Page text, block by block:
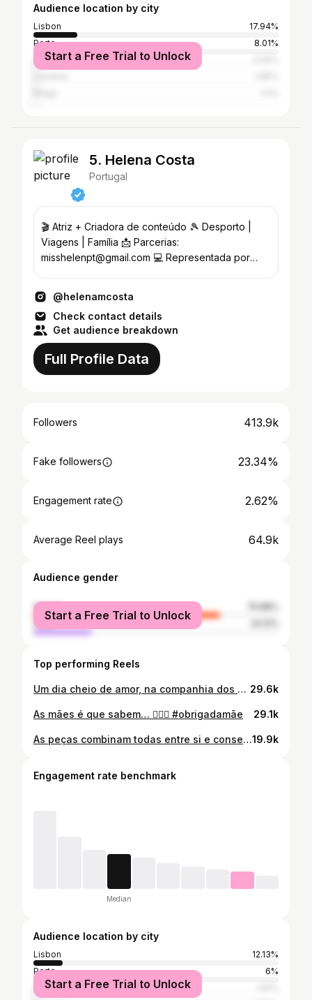
Audience location by city
Lisbon
17.94%
Porto
8.01%
Madeira
Start a Free Trial to Unlock
5. Helena Costa
Portugal
🎬 Atriz + Criadora de conteúdo 🎾 Desporto |
Viagens | Família 📩 Parcerias:
misshelenpt@gmail.com 💻 Representada por
@helenamcosta
Check contact details
Get audience breakdown
Full Profile Data
Followers 413.9k
Fake followers 23.34%
Engagement rate 2.62%
Average Reel plays 64.9k
Audience gender
female
male
Start a Free Trial to Unlock
Top performing Reels
Um dia cheio de amor, na companhia dos melhores padrinhos que podiam ter. Foi especial em tudo, o padre é da família, a cerimónia aconteceu na Ericeira e tiveram a sorte de já ter idade para guardar este dia na memória para sempre! Também fui batizado aos 4 anos e ainda guardo lembranças vivas desse momento. Hoje tenho a certeza de que estão rodeadas do melhor amor, da melhor família e de uma união bonita à volta delas. Um dia para guardar no coração, sempre. 🤍✨🙏🏼 29.6k
As mães é que sabem… 🤷🏻‍♀️ #obrigadamãe 29.1k
As peças combinam todas entre si e conseguimos passar 1 mês fora só com uma malinha 🤭 #tecnicamala #viajarcompouco #lookssimples19.9k
Engagement rate benchmark
Median
Audience location by city
Lisbon
12.13%
Porto
6%
Madeira
Start a Free Trial to Unlock